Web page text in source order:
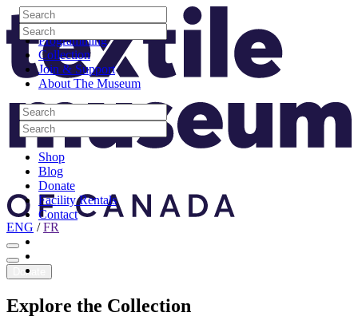
Skip to content
Visit
Programming
Collection
Join & Support
About The Museum
Search
Search
Search
Search
Shop
Blog
Donate
Facility Rentals
Contact
Youtube
Search
Search
Search
Search
Site Logo
ENG /FR
Donate
Explore the Collection